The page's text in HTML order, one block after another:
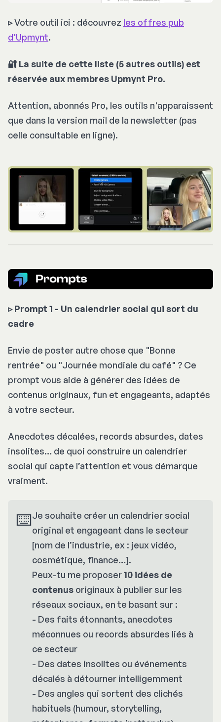
▹Votre outil ici : découvrez les offres pub
d'Upmynt.
🔐 La suite de cette liste (5 autres outils) est
réservée aux membres Upmynt Pro.
Attention, abonnés Pro, les outils n'apparaissent
que dans la version mail de la newsletter (pas
celle consultable en ligne).
▹ Prompt 1 - Un calendrier social qui sort du
cadre
Envie de poster autre chose que "Bonne
rentrée" ou "Journée mondiale du café" ? Ce
prompt vous aide à générer des idées de
contenus originaux, fun et engageants, adaptés
à votre secteur.
Anecdotes décalées, records absurdes, dates
insolites… de quoi construire un calendrier
social qui capte l’attention et vous démarque
vraiment.
⌨️Je souhaite créer un calendrier social
original et engageant dans le secteur
[nom de l’industrie, ex : jeux vidéo,
cosmétique, finance…].
Peux-tu me proposer10 idées de
contenus originaux à publier sur les
réseaux sociaux, en te basant sur :
- Des faits étonnants, anecdotes
méconnues ou records absurdes liés à
ce secteur
- Des dates insolites ou événements
décalés à détourner intelligemment
- Des angles qui sortent des clichés
habituels (humour, storytelling,